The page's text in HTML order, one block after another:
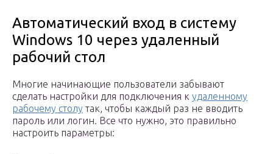
Автоматический вход в систему
Windows 10 через удаленный
рабочий стол
Многие начинающие пользователи забывают
сделать настройки для подключения к удаленному
рабочему столу так, чтобы каждый раз не вводить
пароль или логин. Все что нужно, это правильно
настроить параметры: